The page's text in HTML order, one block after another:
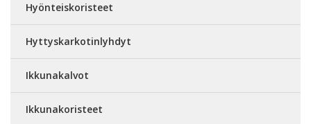
Hyönteiskoristeet
Hyttyskarkotinlyhdyt
Ikkunakalvot
Ikkunakoristeet